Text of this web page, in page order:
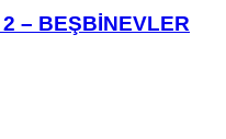
– BEŞBİNEVLER